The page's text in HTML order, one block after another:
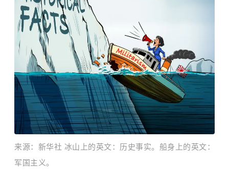
来源：新华社 冰山上的英文：历史事实。船身上的英文：
军国主义。